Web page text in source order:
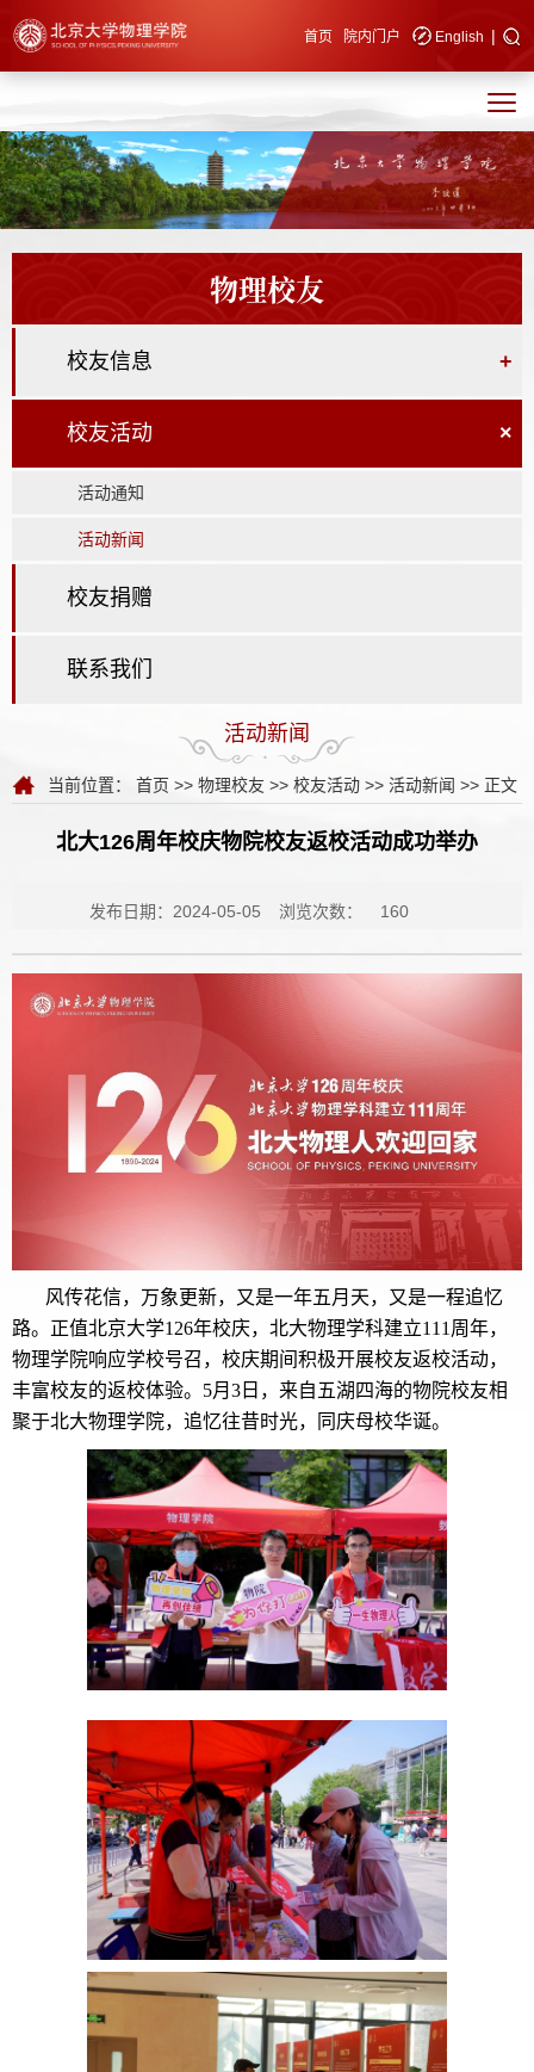
快速导航 首页 院内门户 English |
物理校友
校友信息 +
校友活动 ×
活动通知
活动新闻
校友捐赠
联系我们
活动新闻
当前位置： 首页 >> 物理校友 >> 校友活动 >> 活动新闻 >> 正文
北大126周年校庆物院校友返校活动成功举办
发布日期：2024-05-05 浏览次数： 160
风传花信，万象更新，又是一年五月天，又是一程追忆
路。正值北京大学126年校庆，北大物理学科建立111周年，
物理学院响应学校号召，校庆期间积极开展校友返校活动，
丰富校友的返校体验。5月3日，来自五湖四海的物院校友相
聚于北大物理学院，追忆往昔时光，同庆母校华诞。